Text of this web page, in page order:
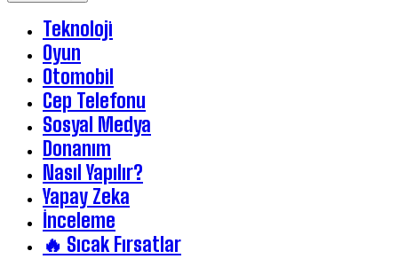
Teknoloji
Oyun
Otomobil
Cep Telefonu
Sosyal Medya
Donanım
Nasıl Yapılır?
Yapay Zeka
İnceleme
🔥 Sıcak Fırsatlar